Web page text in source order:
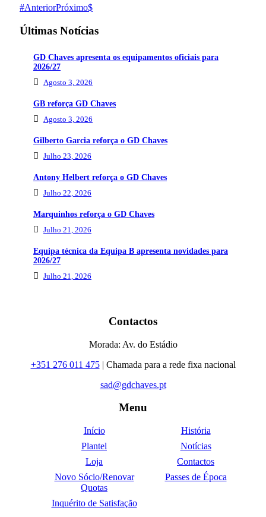
AnteriorPróximo
Últimas Notícias
GD Chaves apresenta os equipamentos oficiais para
2026/27
Agosto 3, 2026
GB reforça GD Chaves
Agosto 3, 2026
Gilberto Garcia reforça o GD Chaves
Julho 23, 2026
Antony Helbert reforça o GD Chaves
Julho 22, 2026
Marquinhos reforça o GD Chaves
Julho 21, 2026
Equipa técnica da Equipa B apresenta novidades para
2026/27
Julho 21, 2026
Contactos
Morada: Av. do Estádio
+351 276 011 475| Chamada para a rede fixa nacional
sad@gdchaves.pt
Menu
Início
História
Plantel
Notícias
Loja
Contactos
Novo Sócio/Renovar
Quotas
Passes de Época
Inquérito de Satisfação